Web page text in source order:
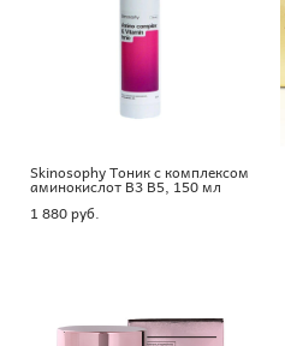
Skinosophy Тоник с комплексом
аминокислот В3 В5, 150 мл
1 880 pуб.